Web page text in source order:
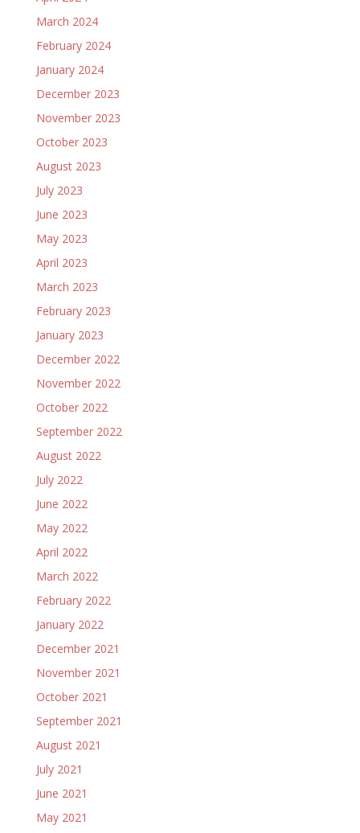
March 2024
February 2024
January 2024
December 2023
November 2023
October 2023
August 2023
July 2023
June 2023
May 2023
April 2023
March 2023
February 2023
January 2023
December 2022
November 2022
October 2022
September 2022
August 2022
July 2022
June 2022
May 2022
April 2022
March 2022
February 2022
January 2022
December 2021
November 2021
October 2021
September 2021
August 2021
July 2021
June 2021
May 2021